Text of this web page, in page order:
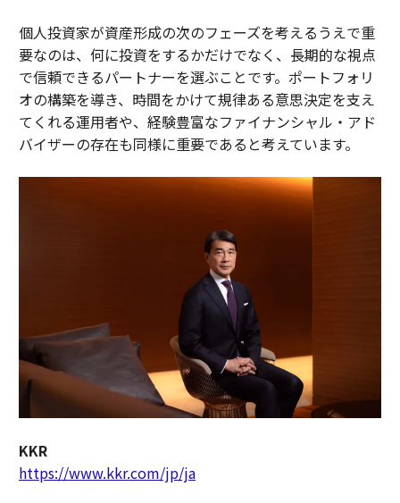
個人投資家が資産形成の次のフェーズを考えるうえで重
要なのは、何に投資をするかだけでなく、長期的な視点
で信頼できるパートナーを選ぶことです。ポートフォリ
オの構築を導き、時間をかけて規律ある意思決定を支え
てくれる運用者や、経験豊富なファイナンシャル・アド
バイザーの存在も同様に重要であると考えています。
KKR
https://www.kkr.com/jp/ja